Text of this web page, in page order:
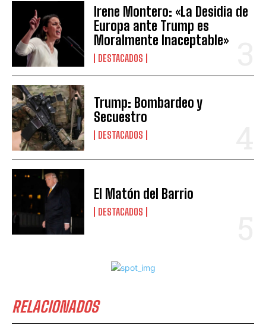
Irene Montero: «La Desidia de
Europa ante Trump es
Moralmente Inaceptable»
DESTACADOS
Trump: Bombardeo y
Secuestro
DESTACADOS
El Matón del Barrio
DESTACADOS
RELACIONADOS